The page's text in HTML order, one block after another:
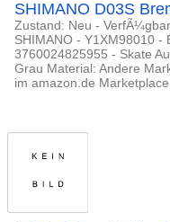
SHIMANO D03S
Zustand: Neu -
SHIMANO - Y1XM98010 -
3760024825955 - Skate
Grau Material: Andere
im amazon.de Marketplace